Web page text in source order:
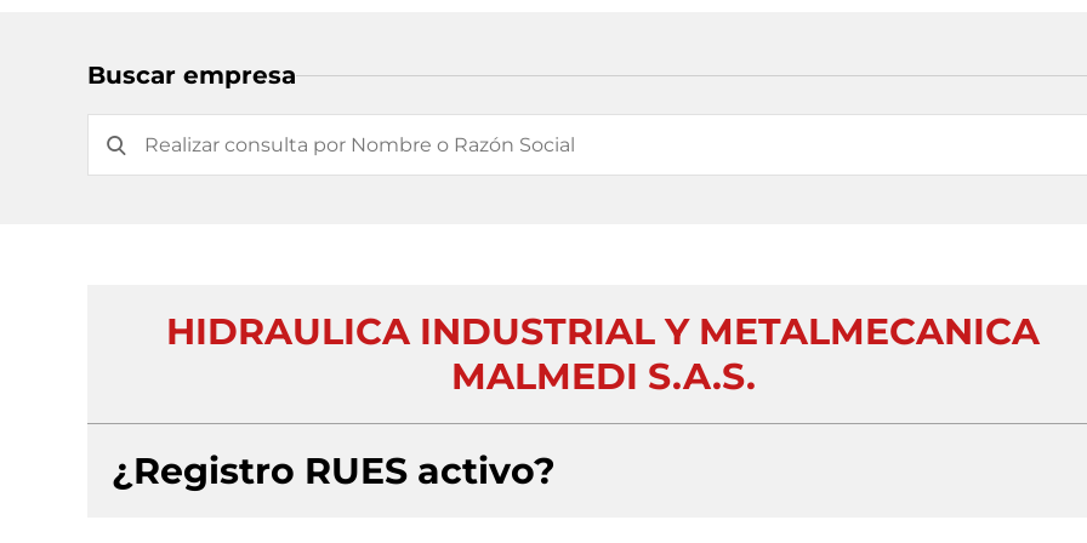
Buscar empresa
HIDRAULICA INDUSTRIAL Y METALMECANICA
MALMEDI S.A.S.
¿Registro RUES activo?